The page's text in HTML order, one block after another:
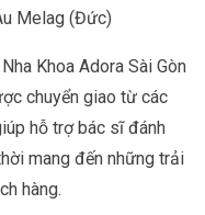
Melag (Đức)
Khoa Adora Sài Gòn
chuyển giao từ các
hỗ trợ bác sĩ đánh
mang đến những trải
hàng.